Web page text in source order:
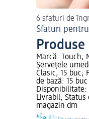
6 sfaturi de
Sfaturi
Marcă: Touch;
Șervețele
Clasic, 15 buc;
de bază: 15
Disponibilitate:
Livrabil, Status
magazin dm